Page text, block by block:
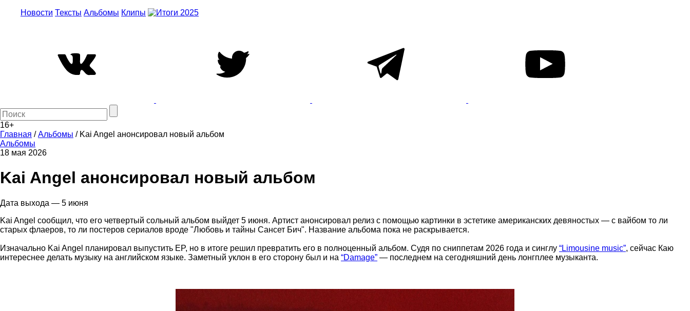
Новости Тексты Альбомы Клипы
16+
Главная /Альбомы / Kai Angel анонсировал новый альбом
Альбомы
18 мая 2026
Kai Angel анонсировал новый альбом
Дата выхода — 5 июня
Kai Angel сообщил, что его четвертый сольный альбом выйдет 5 июня. Артист анонсировал релиз с помощью картинки в эстетике американских девяностых — с вайбом то ли
старых флаеров, то ли постеров сериалов вроде "Любовь и тайны Сансет Бич". Название альбома пока не раскрывается.
Изначально Kai Angel планировал выпустить EP, но в итоге решил превратить его в полноценный альбом. Судя по сниппетам 2026 года и синглу “Limousine music”, сейчас Каю
интереснее делать музыку на английском языке. Заметный уклон в его сторону был и на “Damage” — последнем на сегодняшний день лонгплее музыканта.